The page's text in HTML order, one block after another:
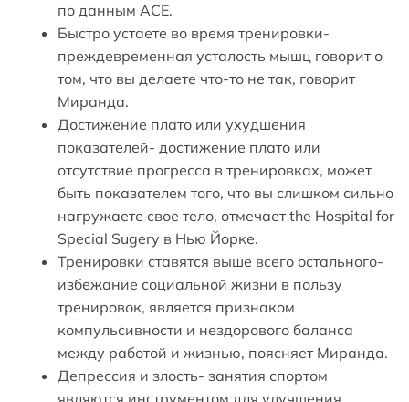
по данным ACE.
Быстро устаете во время тренировки-
преждевременная усталость мышц говорит о
том, что вы делаете что-то не так, говорит
Миранда.
Достижение плато или ухудшения
показателей- достижение плато или
отсутствие прогресса в тренировках, может
быть показателем того, что вы слишком сильно
нагружаете свое тело, отмечает the Hospital for
Special Sugery в Нью Йорке.
Тренировки ставятся выше всего остального-
избежание социальной жизни в пользу
тренировок, является признаком
компульсивности и нездорового баланса
между работой и жизнью, поясняет Миранда.
Депрессия и злость- занятия спортом